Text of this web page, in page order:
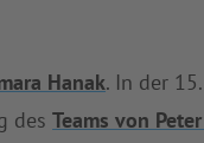
Hanak. In der
desTeams von